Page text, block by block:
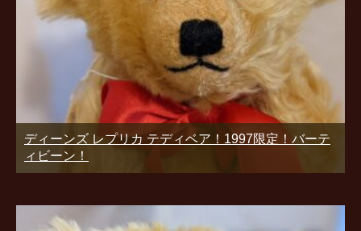
ディーンズ レプリカ テディベア！1997限定！バーテ
ィビーン！